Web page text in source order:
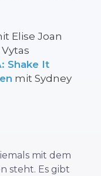
Elise Joan
Shake It
mit Sydney
mit dem
steht. Es gibt